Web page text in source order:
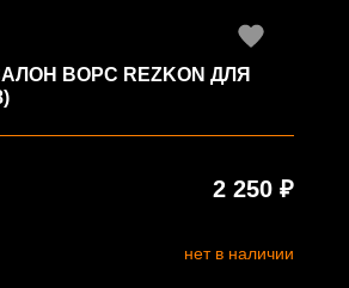
ВОРС REZKON ДЛЯ
2 250 ₽
нет в наличии